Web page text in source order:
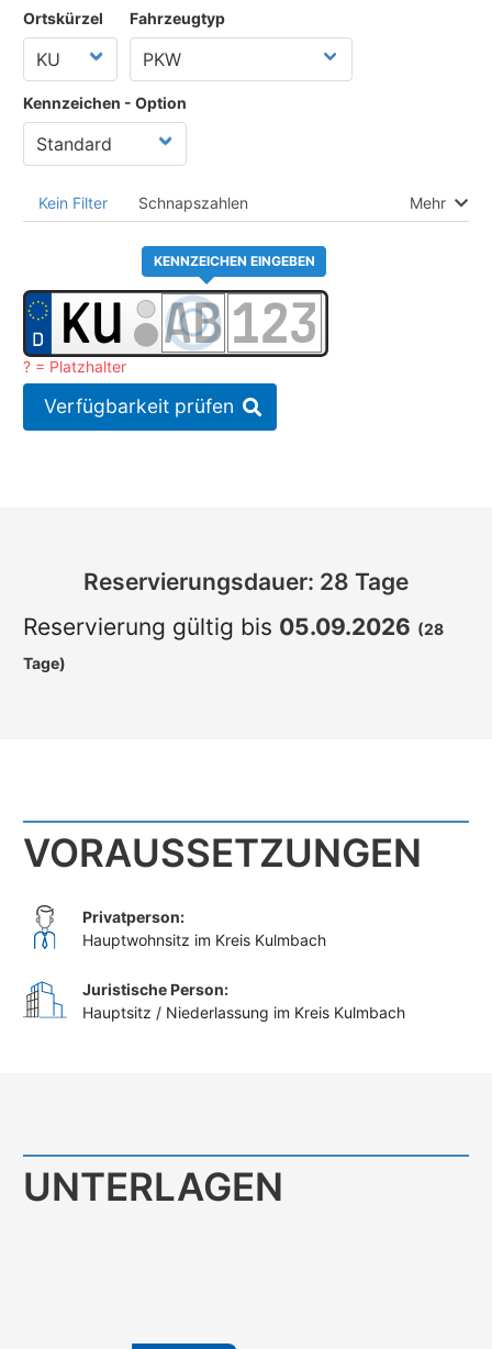
Ortskürzel Fahrzeugtyp
Kennzeichen - Option
Kein Filter Schnapszahlen Mehr
KENNZEICHEN EINGEBEN
? = Platzhalter
Verfügbarkeit prüfen
Reservierungsdauer: 28 Tage
Reservierung gültig bis 05.09.2026 (28
Tage)
VORAUSSETZUNGEN
Privatperson:
Hauptwohnsitz im Kreis Kulmbach
Juristische Person:
Hauptsitz / Niederlassung im Kreis Kulmbach
UNTERLAGEN